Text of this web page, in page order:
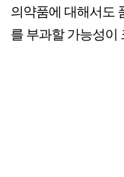
의약품에 대해서도
를 부과할 가능성이